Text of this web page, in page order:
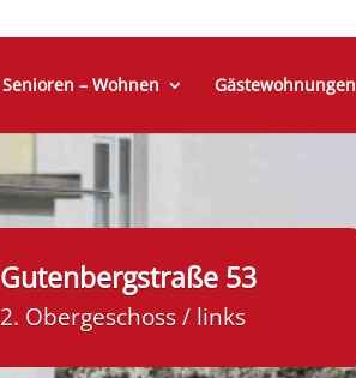
Senioren – Wohnen Gästewohnungen
Gutenbergstraße 53
2. Obergeschoss / links